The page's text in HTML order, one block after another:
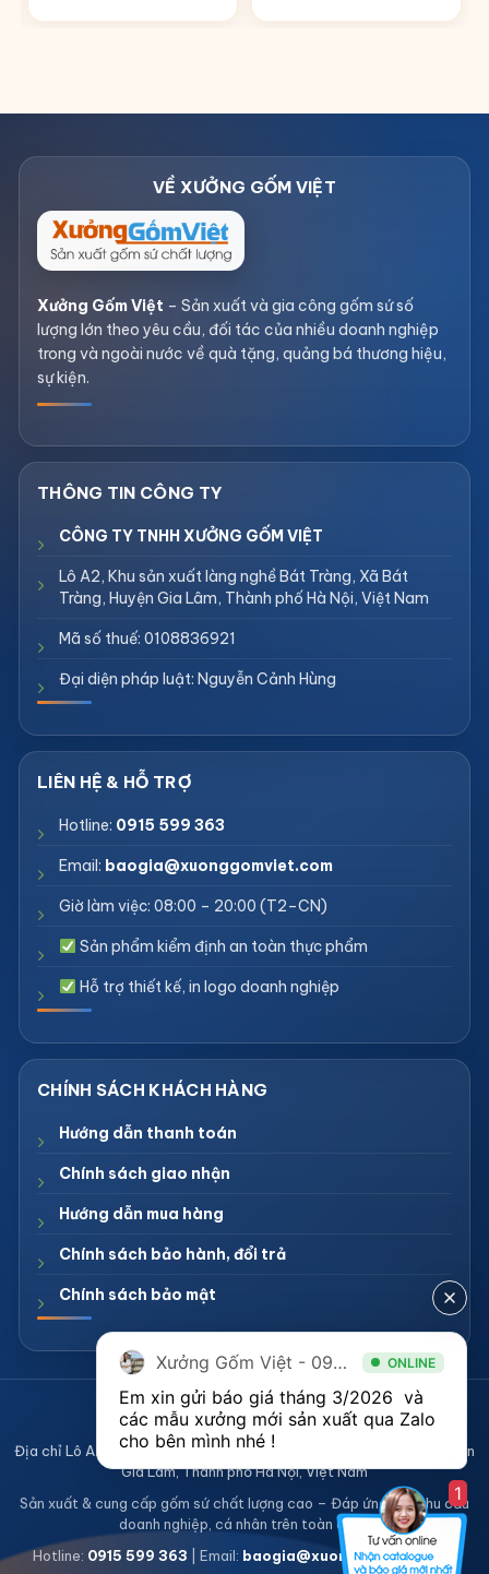
Xưởng Gốm Việt – Sản xuất và gia công gốm sứ số
lượng lớn theo yêu cầu, đối tác của nhiều doanh nghiệp
trong và ngoài nước về quà tặng, quảng bá thương hiệu,
sự kiện.
CÔNG TY TNHH XƯỞNG GỐM VIỆT
Lô A2, Khu sản xuất làng nghề Bát Tràng, Xã Bát
Tràng, Huyện Gia Lâm, Thành phố Hà Nội, Việt Nam
Mã số thuế: 0108836921
Đại diện pháp luật: Nguyễn Cảnh Hùng
Hotline: 0915 599 363
Email: baogia@xuonggomviet.com
Giờ làm việc: 08:00 – 20:00 (T2–CN)
Sản phẩm kiểm định an toàn thực phẩm
Hỗ trợ thiết kế, in logo doanh nghiệp
Hướng dẫn thanh toán
Chính sách giao nhận
Hướng dẫn mua hàng
Chính sách bảo hành, đổi trả
Chính sách bảo mật
CÔNG TY TNHH XƯỞNG GỐM VIỆT
Mã số thuế 0108836921
Địa chỉ Lô A2, Khu sản xuất làng nghề Bát Tràng, Xã Bát Tràng, Huyện
Gia Lâm, Thành phố Hà Nội, Việt Nam
Sản xuất & cung cấp gốm sứ chất lượng cao – Đáp ứng mọi nhu cầu
doanh nghiệp, cá nhân trên toàn quốc
Hotline: 0915 599 363 | Email: baogia@xuonggomviet.com
Xưởng Gốm Việt - 094.1900.823 ONLINE
Em xin gửi báo giá tháng 3/2026  và
các mẫu xưởng mới sản xuất qua Zalo
cho bên mình nhé !
1